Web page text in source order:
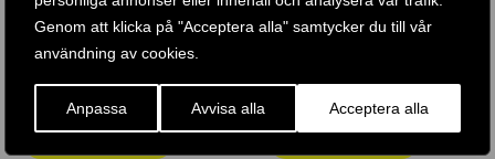
Genom att klicka på "Acceptera alla" samtycker du till vår
användning av cookies.
Anpassa Avvisa alla Acceptera alla
KÖP PRODUKT